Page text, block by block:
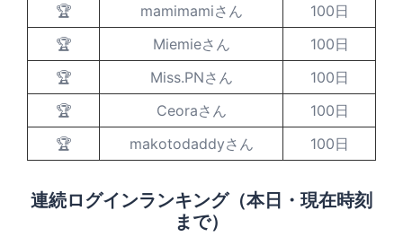
🏆
mamimamiさん
100日
🏆
Miemieさん
100日
🏆
Miss.PNさん
100日
🏆
Ceoraさん
100日
🏆
makotodaddyさん 100日
連続ログインランキング（本日・現在時刻
まで）